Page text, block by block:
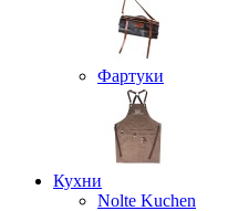
Фартуки
Кухни
Nolte Kuchen